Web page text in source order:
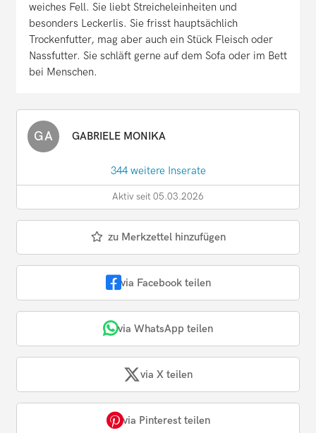
weiches Fell. Sie liebt Streicheleinheiten und
besonders Leckerlis. Sie frisst hauptsächlich
Trockenfutter, mag aber auch ein Stück Fleisch oder
Nassfutter. Sie schläft gerne auf dem Sofa oder im Bett
bei Menschen.
GA GABRIELE MONIKA
344 weitere Inserate
Aktiv seit 05.03.2026
zu Merkzettel hinzufügen
via Facebook teilen
via WhatsApp teilen
via X teilen
via Pinterest teilen